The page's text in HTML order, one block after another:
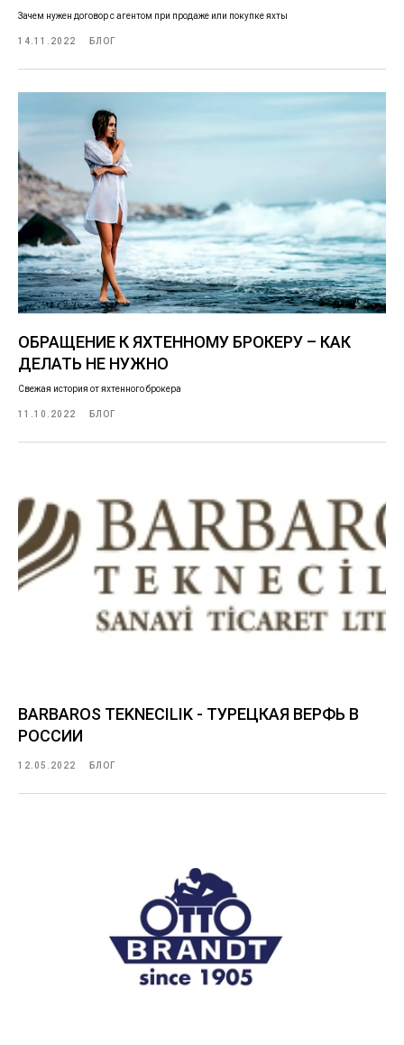
Зачем нужен договор с агентом при продаже или покупке яхты
14.11.2022 БЛОГ
ОБРАЩЕНИЕ К ЯХТЕННОМУ БРОКЕРУ – КАК
ДЕЛАТЬ НЕ НУЖНО
Свежая история от яхтенного брокера
11.10.2022 БЛОГ
BARBAROS TEKNECILIK - ТУРЕЦКАЯ ВЕРФЬ В
РОССИИ
12.05.2022 БЛОГ